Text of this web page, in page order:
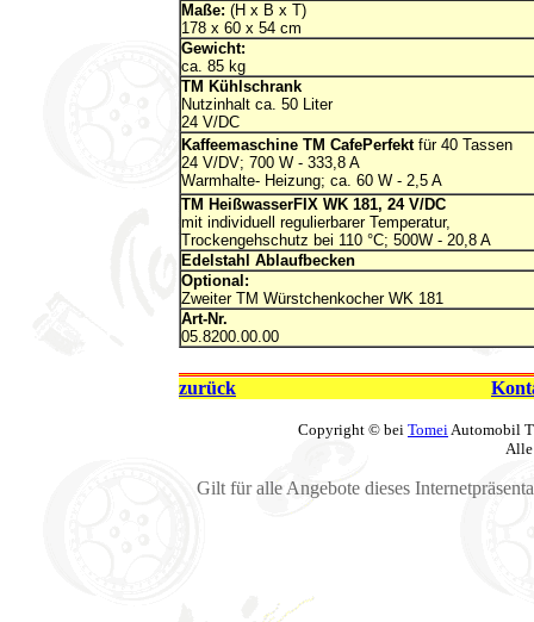
Maße: (H x B x T)
178 x 60 x 54 cm
Gewicht:
ca. 85 kg
TM Kühlschrank
Nutzinhalt ca. 50 Liter
24 V/DC
Kaffeemaschine TM CafePerfektfür 40 Tassen
24 V/DV; 700 W - 333,8 A
Warmhalte- Heizung; ca. 60 W - 2,5 A
TM HeißwasserFIX WK 181, 24 V/DC
mit individuell regulierbarer Temperatur,
Trockengehschutz bei 110 °C; 500W - 20,8 A
Edelstahl Ablaufbecken
Optional:
Zweiter TM Würstchenkocher WK 181
Art-Nr.
05.8200.00.00
zurück
Copyright © bei TomeiAutomobil
Alle
Gilt für alle Angebote dieses